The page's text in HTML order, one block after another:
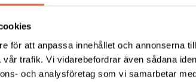
för att anpassa innehållet och annonserna
trafik. Vi vidarebefordrar även sådana
och analysföretag som vi samarbetar
i våra sociala kanaler.